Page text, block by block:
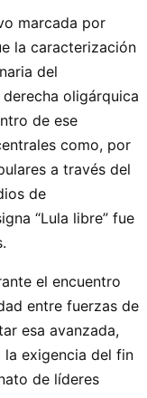
marcada por
la caracterización
del
oligárquica
de ese
como, por
a través del
de
“Lula libre” fue
el encuentro
entre fuerzas de
esa avanzada,
exigencia del fin
de líderes